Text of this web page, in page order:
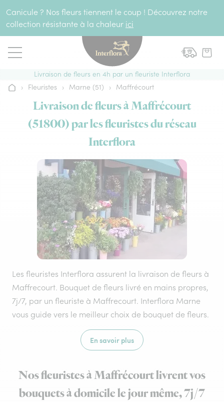
Canicule ? Nos fleurs tiennent le coup ! Découvrez notre
collection résistante à la chaleur ici
Livraison de fleurs en 4h par un fleuriste Interflora
Accueil
› Fleuristes › Marne (51) › Maffrécourt
Livraison de fleurs à Maffrécourt
(51800) par les fleuristes du réseau
Interflora
Les fleuristes Interflora assurent la livraison de fleurs à
Maffrecourt. Bouquet de fleurs livré en mains propres,
7j/7, par un fleuriste à Maffrecourt. Interflora Marne
vous guide vers le meilleur choix de bouquet de fleurs.
En savoir plus
Nos fleuristes à Maffrécourt livrent vos
bouquets à domicile le jour même, 7j/7